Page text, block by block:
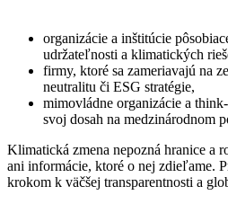
organizácie a inštitúcie
udržateľnosti a klimatických
firmy, ktoré sa zameriavajú na
neutralitu či ESG stratégie,
mimovládne organizácie a
svoj dosah na medzinárodnom
Klimatická zmena nepozná hranice a
ani informácie, ktoré o nej zdieľame.
krokom k väčšej transparentnosti a